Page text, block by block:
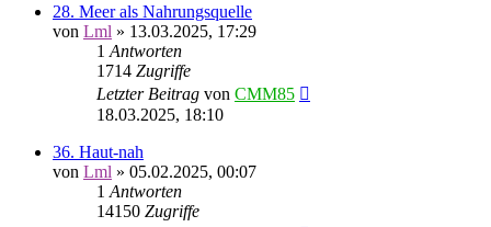
28. Meer als Nahrungsquelle
von Lml » 13.03.2025, 17:29
1 Antworten
1714 Zugriffe
Letzter Beitrag von CMM85
18.03.2025, 18:10
36. Haut-nah
von Lml » 05.02.2025, 00:07
1 Antworten
14150 Zugriffe